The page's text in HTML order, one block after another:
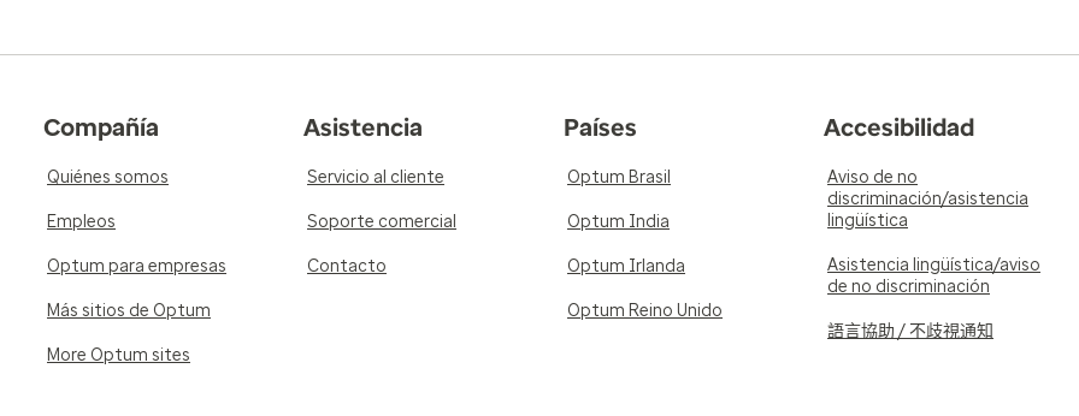
Compañía
Quiénes somos
Empleos
Optum para empresas
Más sitios de Optum
More Optum sites
Asistencia
Servicio al cliente
Soporte comercial
Contacto
Países
Optum Brasil
Optum India
Optum Irlanda
Optum Reino Unido
Accesibilidad
Aviso de no
discriminación/asistencia
lingüística
Asistencia lingüística/aviso
de no discriminación
語言協助 / 不歧視通知